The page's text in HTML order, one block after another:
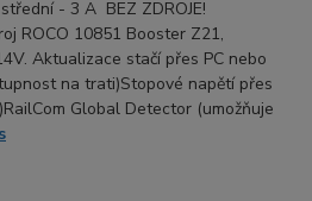
- 3 A BEZ ZDROJE!
ROCO 10851 Booster Z21,
Aktualizace stačí přes PC nebo
na trati)Stopové napětí přes
Global Detector (umožňuje